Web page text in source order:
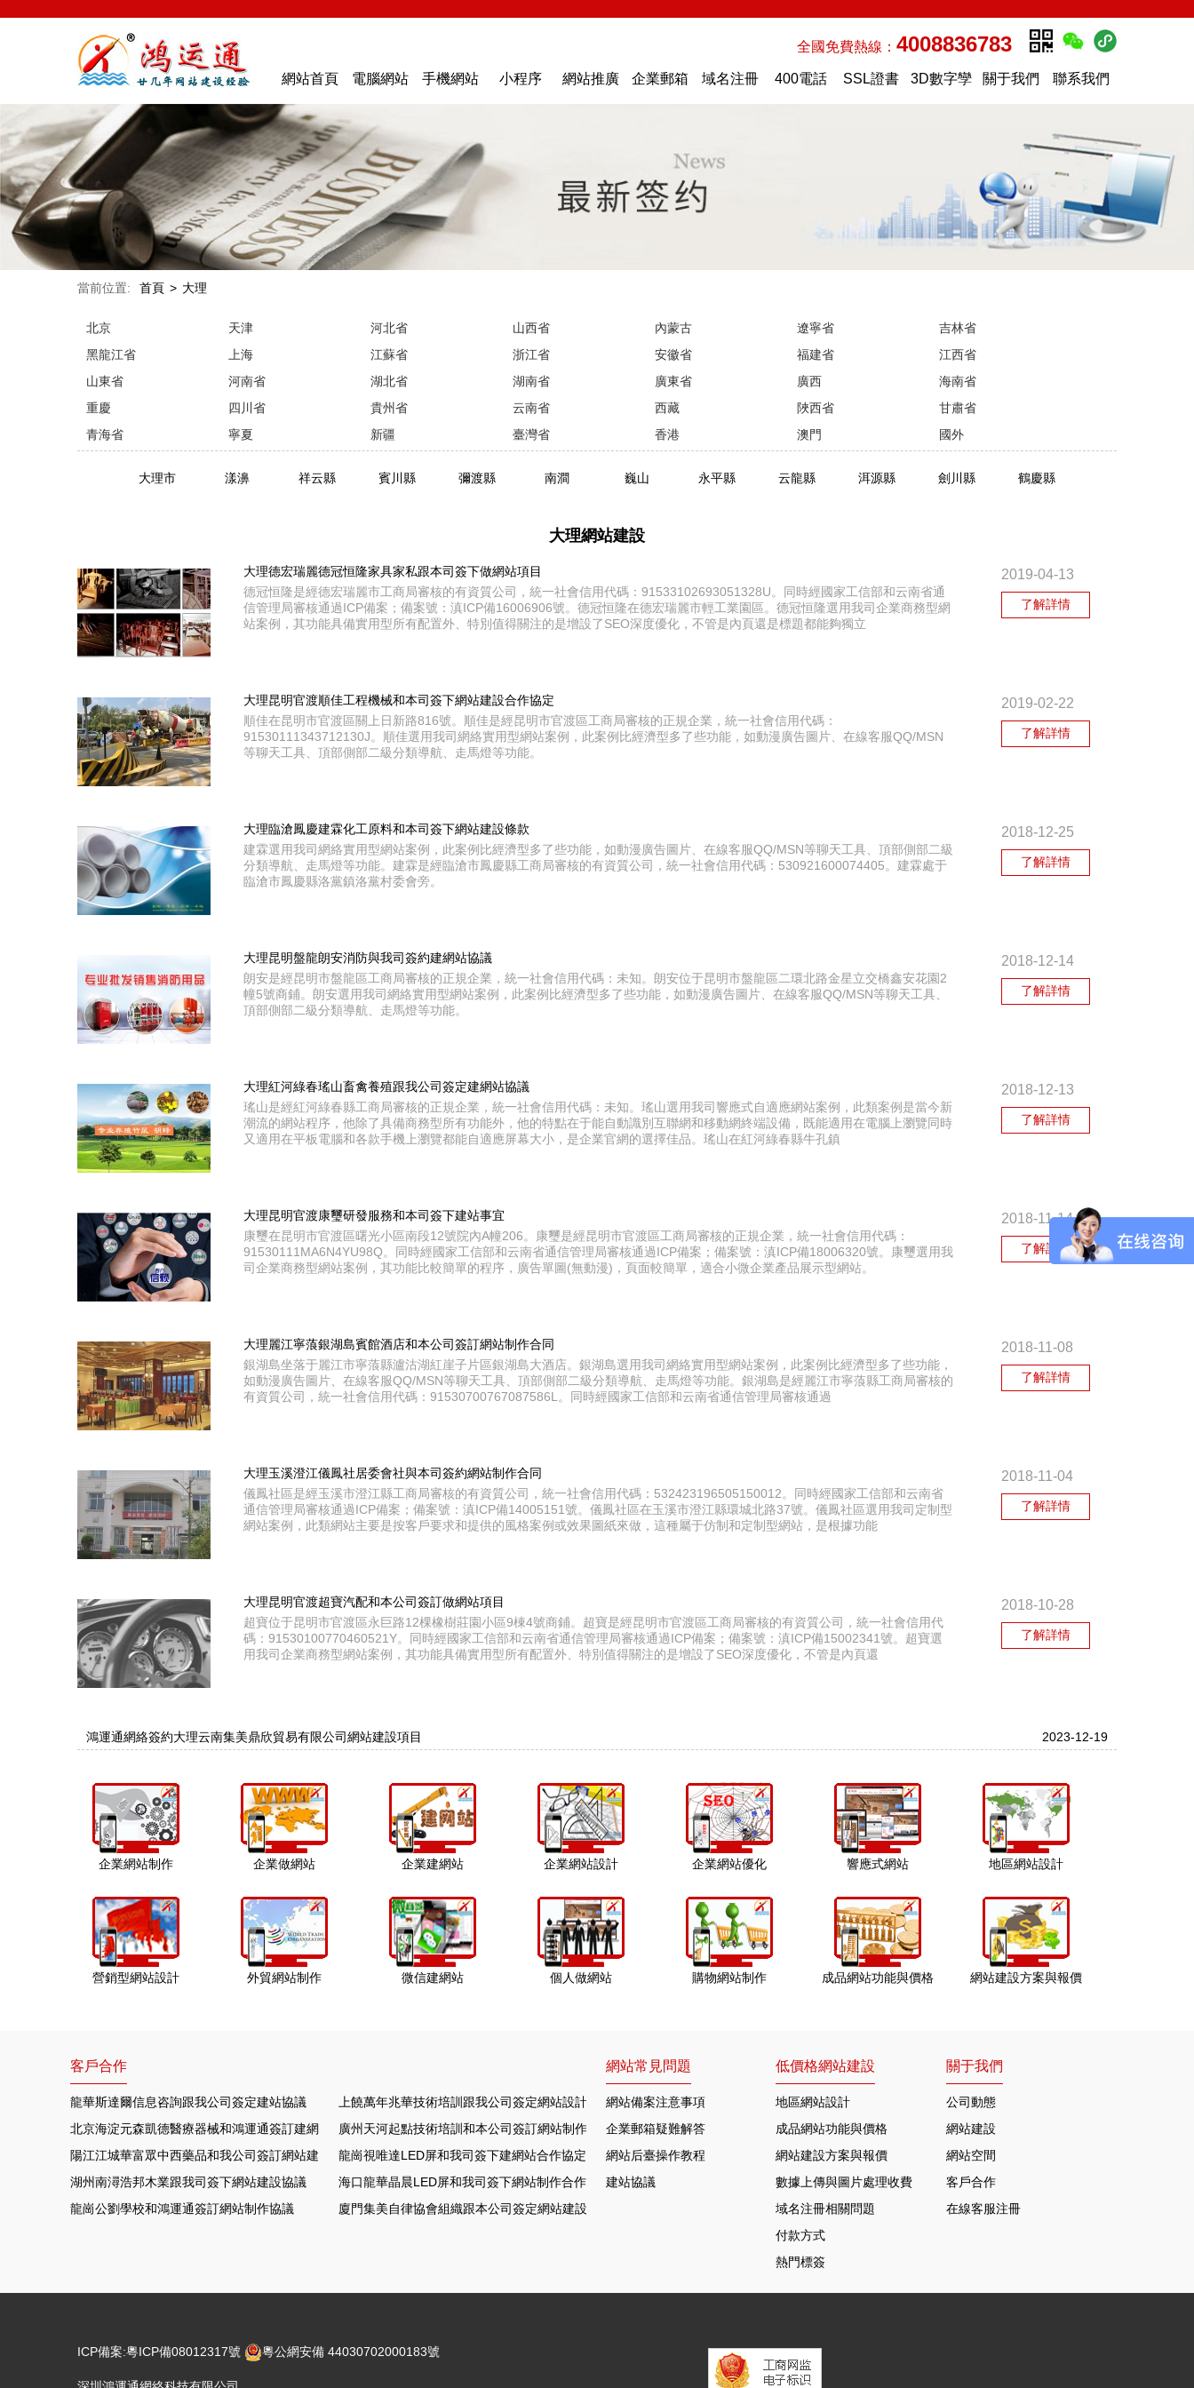
全國免費熱線： 4008836783
網站首頁 電腦網站 手機網站 小程序 網站推廣 企業郵箱 域名注冊 400電話 SSL證書 3D數字孿 關于我們 聯系我們
當前位置: 首頁 > 大理
北京 天津 河北省 山西省 內蒙古 遼寧省
吉林省
黑龍江省
上海 江蘇省 浙江省 安徽省 福建省
江西省
山東省
河南省 湖北省 湖南省 廣東省 廣西
海南省
重慶
四川省 貴州省 云南省 西藏 陜西省
甘肅省
青海省
寧夏 新疆 臺灣省 香港 澳門 國外
大理市 漾濞 祥云縣 賓川縣 彌渡縣 南澗 巍山 永平縣 云龍縣 洱源縣 劍川縣 鶴慶縣
大理網站建設
大理德宏瑞麗德冠恒隆家具家私跟本司簽下做網站項目 2019-04-13
德冠恒隆是經德宏瑞麗市工商局審核的有資質公司，統一社會信用代碼：91533102693051328U。同時經國家工信部和云南省通
信管理局審核通過ICP備案；備案號：滇ICP備16006906號。德冠恒隆在德宏瑞麗市輕工業園區。德冠恒隆選用我司企業商務型網
站案例，其功能具備實用型所有配置外、特別值得關注的是增設了SEO深度優化，不管是內頁還是標題都能夠獨立
了解詳情
大理昆明官渡順佳工程機械和本司簽下網站建設合作協定 2019-02-22
順佳在昆明市官渡區關上日新路816號。順佳是經昆明市官渡區工商局審核的正規企業，統一社會信用代碼：
91530111343712130J。順佳選用我司網絡實用型網站案例，此案例比經濟型多了些功能，如動漫廣告圖片、在線客服QQ/MSN
等聊天工具、頂部側部二級分類導航、走馬燈等功能。
了解詳情
大理臨滄鳳慶建霖化工原料和本司簽下網站建設條款 2018-12-25
建霖選用我司網絡實用型網站案例，此案例比經濟型多了些功能，如動漫廣告圖片、在線客服QQ/MSN等聊天工具、頂部側部二級
分類導航、走馬燈等功能。建霖是經臨滄市鳳慶縣工商局審核的有資質公司，統一社會信用代碼：530921600074405。建霖處于
臨滄市鳳慶縣洛黨鎮洛黨村委會旁。
了解詳情
大理昆明盤龍朗安消防與我司簽約建網站協議 2018-12-14
朗安是經昆明市盤龍區工商局審核的正規企業，統一社會信用代碼：未知。朗安位于昆明市盤龍區二環北路金星立交橋鑫安花園2
幢5號商鋪。朗安選用我司網絡實用型網站案例，此案例比經濟型多了些功能，如動漫廣告圖片、在線客服QQ/MSN等聊天工具、
頂部側部二級分類導航、走馬燈等功能。
了解詳情
大理紅河綠春瑤山畜禽養殖跟我公司簽定建網站協議 2018-12-13
瑤山是經紅河綠春縣工商局審核的正規企業，統一社會信用代碼：未知。瑤山選用我司響應式自適應網站案例，此類案例是當今新
潮流的網站程序，他除了具備商務型所有功能外，他的特點在于能自動識別互聯網和移動網終端設備，既能適用在電腦上瀏覽同時
又適用在平板電腦和各款手機上瀏覽都能自適應屏幕大小，是企業官網的選擇佳品。瑤山在紅河綠春縣牛孔鎮
了解詳情
大理昆明官渡康璽研發服務和本司簽下建站事宜 2018-11-14
康璽在昆明市官渡區曙光小區南段12號院內A幢206。康璽是經昆明市官渡區工商局審核的正規企業，統一社會信用代碼：
91530111MA6N4YU98Q。同時經國家工信部和云南省通信管理局審核通過ICP備案；備案號：滇ICP備18006320號。康璽選用我
司企業商務型網站案例，其功能比較簡單的程序，廣告單圖(無動漫)，頁面較簡單，適合小微企業產品展示型網站。
了解詳情
大理麗江寧蒗銀湖島賓館酒店和本公司簽訂網站制作合同 2018-11-08
銀湖島坐落于麗江市寧蒗縣瀘沽湖紅崖子片區銀湖島大酒店。銀湖島選用我司網絡實用型網站案例，此案例比經濟型多了些功能，
如動漫廣告圖片、在線客服QQ/MSN等聊天工具、頂部側部二級分類導航、走馬燈等功能。銀湖島是經麗江市寧蒗縣工商局審核的
有資質公司，統一社會信用代碼：91530700767087586L。同時經國家工信部和云南省通信管理局審核通過
了解詳情
大理玉溪澄江儀鳳社居委會社與本司簽約網站制作合同 2018-11-04
儀鳳社區是經玉溪市澄江縣工商局審核的有資質公司，統一社會信用代碼：532423196505150012。同時經國家工信部和云南省
通信管理局審核通過ICP備案；備案號：滇ICP備14005151號。儀鳳社區在玉溪市澄江縣環城北路37號。儀鳳社區選用我司定制型
網站案例，此類網站主要是按客戶要求和提供的風格案例或效果圖紙來做，這種屬于仿制和定制型網站，是根據功能
了解詳情
大理昆明官渡超寶汽配和本公司簽訂做網站項目 2018-10-28
超寶位于昆明市官渡區永巨路12棵橡樹莊園小區9棟4號商鋪。超寶是經昆明市官渡區工商局審核的有資質公司，統一社會信用代
碼：91530100770460521Y。同時經國家工信部和云南省通信管理局審核通過ICP備案；備案號：滇ICP備15002341號。超寶選
用我司企業商務型網站案例，其功能具備實用型所有配置外、特別值得關注的是增設了SEO深度優化，不管是內頁還
了解詳情
鴻運通網絡簽約大理云南集美鼎欣貿易有限公司網站建設項目 2023-12-19
企業網站制作 企業做網站 企業建網站 企業網站設計 企業網站優化 響應式網站 地區網站設計
營銷型網站設計 外貿網站制作 微信建網站 個人做網站 購物網站制作 成品網站功能與價格 網站建設方案與報價
客戶合作
龍華斯達爾信息咨詢跟我公司簽定建站協議
上饒萬年兆華技術培訓跟我公司簽定網站設計合作協定
北京海淀元森凱德醫療器械和鴻運通簽訂建網站項目廣州天河起點技術培訓和本公司簽訂網站制作協議
陽江江城華富眾中西藥品和我公司簽訂網站建設協議龍崗視唯達LED屏和我司簽下建網站合作協定
湖州南潯浩邦木業跟我司簽下網站建設協議
海口龍華晶晨LED屏和我司簽下網站制作合作協定
龍崗公劉學校和鴻運通簽訂網站制作協議
廈門集美自律協會組織跟本公司簽定網站建設合約
網站常見問題
網站備案注意事項
企業郵箱疑難解答
網站后臺操作教程
建站協議
低價格網站建設
地區網站設計
成品網站功能與價格
網站建設方案與報價
數據上傳與圖片處理收費
域名注冊相關問題
付款方式
熱門標簽
關于我們
公司動態
網站建設
網站空間
客戶合作
在線客服注冊
ICP備案:粵ICP備08012317號 粵公網安備 44030702000183號